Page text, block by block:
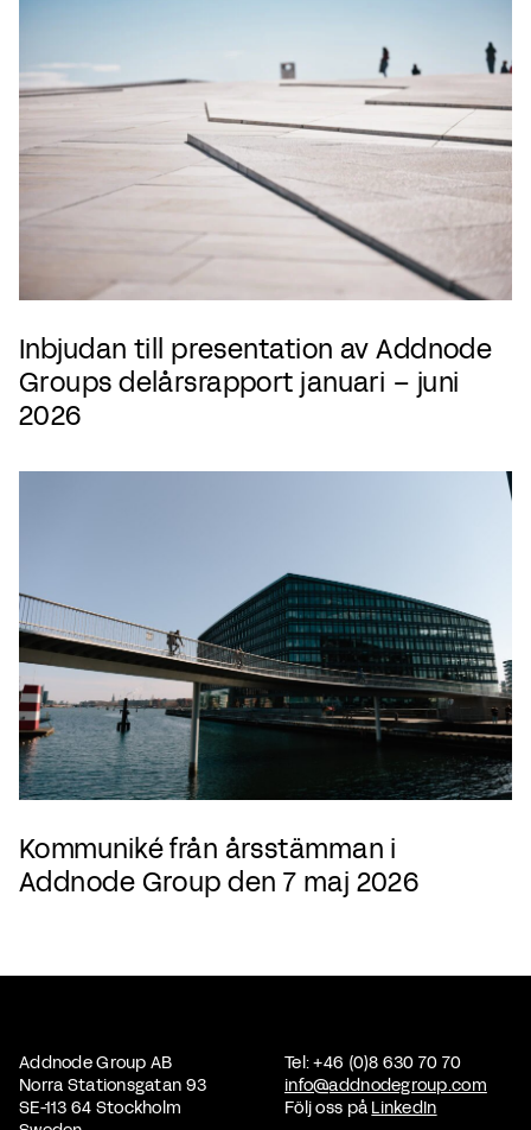
Inbjudan till presentation av Addnode
Groups delårsrapport januari – juni
2026
Kommuniké från årsstämman i
Addnode Group den 7 maj 2026
Addnode Group AB
Norra Stationsgatan 93
SE-113 64 Stockholm
Tel: +46 (0)8 630 70 70
info@addnodegroup.com
Följ oss på LinkedIn